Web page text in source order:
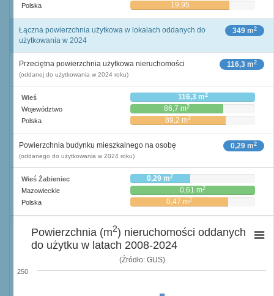
Polska 19,95
349 m2
Łączna powierzchnia użytkowa w lokalach oddanych do
użytkowania w 2024
116,3 m2
Przeciętna powierzchnia użytkowa nieruchomości
(oddanej do użytkowania w 2024 roku)
Wieś 116,3 m2
Województwo 86,7 m2
Polska 89,2 m2
0,29 m2
Powierzchnia budynku mieszkalnego na osobę
(oddanego do użytkowania w 2024 roku)
Wieś Żabieniec 0,29 m2
Mazowieckie 0,61 m2
Polska 0,47 m2
(Źródło: GUS)
250
Powierzchnia (m2) nieruchomości oddanych
do użytku w latach 2008-2024